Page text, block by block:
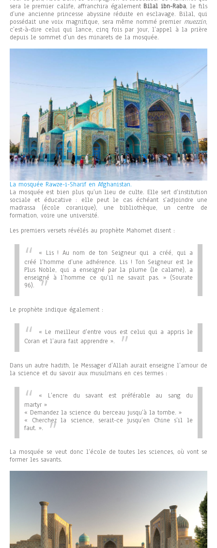
sera le premier calife, affranchira également Bilal ibn-Raba, le fils
d’une ancienne princesse abyssine réduite en esclavage. Bilal, qui
possédait une voix magnifique, sera même nommé premier muezzin,
c’est-à-dire celui qui lance, cinq fois par jour, l’appel à la prière
depuis le sommet d’un des minarets de la mosquée.
La mosquée Rawze-i-Sharif en Afghanistan.
La mosquée est bien plus qu’un lieu de culte. Elle sert d’institution
sociale et éducative : elle peut le cas échéant s’adjoindre une
madrassa (école coranique), une bibliothèque, un centre de
formation, voire une université.
Les premiers versets révélés au prophète Mahomet disent :
« Lis ! Au nom de ton Seigneur qui a créé, qui a
créé l’homme d’une adhérence. Lis ! Ton Seigneur est le
Plus Noble, qui a enseigné par la plume (le calame), a
enseigné à l’homme ce qu’il ne savait pas. »(Sourate
96).
Le prophète indique également :
« Le meilleur d’entre vous est celui qui a appris le
Coran et l’aura fait apprendre ».
Dans un autre hadith, le Messager d’Allah aurait enseigne l’amour de
la science et du savoir aux musulmans en ces termes :
« L’encre du savant est préférable au sang du
martyr »
« Demandez la science du berceau jusqu’à la tombe. »
« Cherchez la science, serait-ce jusqu’en Chine s’il le
faut. ».
La mosquée se veut donc l’école de toutes les sciences, où vont se
former les savants.